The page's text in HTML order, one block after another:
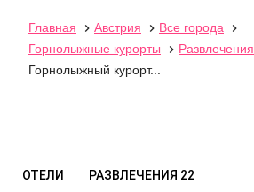
Главная  Австрия  Все города

Горнолыжные курорты
 Развлечения
Горнолыжный курорт...
ОТЕЛИ РАЗВЛЕЧЕНИЯ 22